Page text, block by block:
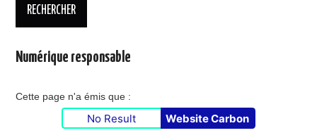
Numérique responsable
Cette page n'a émis que :
No Result Website Carbon